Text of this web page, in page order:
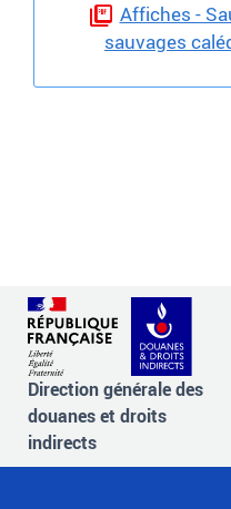
Affiches -
sauvages
Direction générale des
douanes et droits
indirects